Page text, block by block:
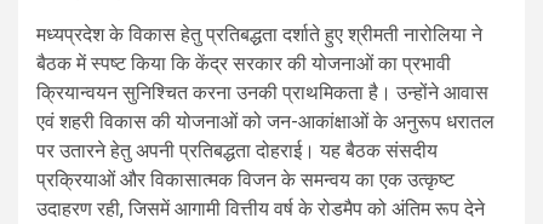
मध्यप्रदेश के विकास हेतु प्रतिबद्धता दर्शाते हुए श्रीमती नारोलिया ने
बैठक में स्पष्ट किया कि केंद्र सरकार की योजनाओं का प्रभावी
क्रियान्वयन सुनिश्चित करना उनकी प्राथमिकता है। उन्होंने आवास
एवं शहरी विकास की योजनाओं को जन-आकांक्षाओं के अनुरूप धरातल
पर उतारने हेतु अपनी प्रतिबद्धता दोहराई। यह बैठक संसदीय
प्रक्रियाओं और विकासात्मक विजन के समन्वय का एक उत्कृष्ट
उदाहरण रही, जिसमें आगामी वित्तीय वर्ष के रोडमैप को अंतिम रूप देने